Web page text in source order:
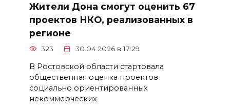
Жители Дона смогут оценить 67
проектов НКО, реализованных в
регионе
323 30.04.2026 в 17:29
В Ростовской области стартовала
общественная оценка проектов
социально ориентированных
некоммерческих